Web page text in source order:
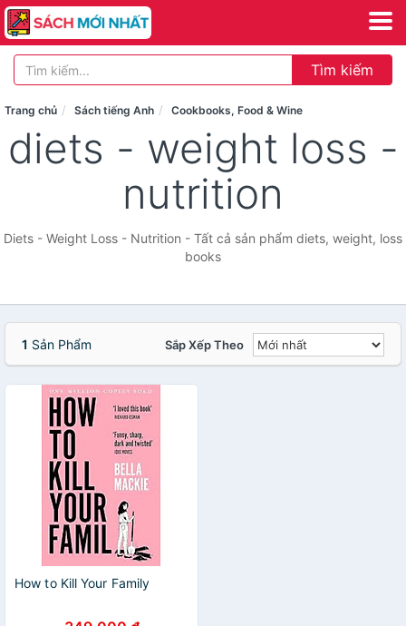
Tìm kiếm
Trang chủ Sách tiếng Anh Cookbooks, Food & Wine
diets - weight loss -
nutrition
Diets - Weight Loss - Nutrition - Tất cả sản phẩm diets, weight, loss
books
1 Sản Phẩm Sắp Xếp Theo
How to Kill Your Family